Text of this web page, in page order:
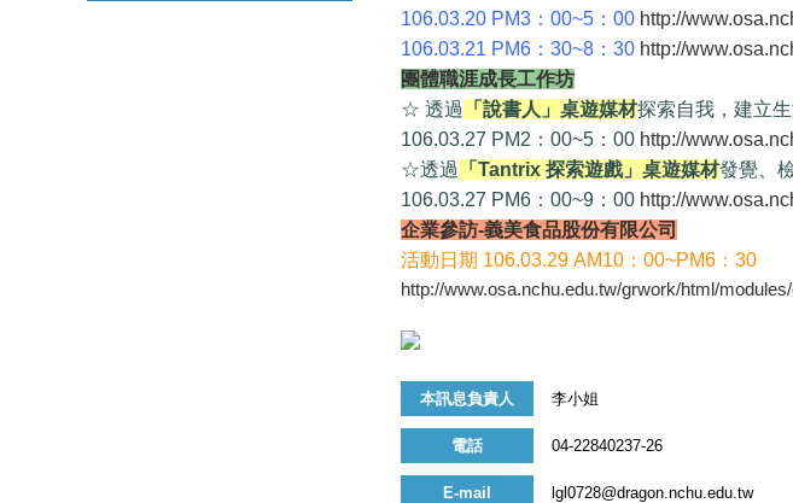
106.03.20 PM3：00~5：00 http://
106.03.21 PM6：30~8：30 http://
團體職涯成長工作坊
☆ 透過
「說書人」桌遊媒材探索自我，建立
106.03.27 PM2：00~5：00 http://
☆透過
「Tantrix 探索遊戲」桌遊媒材發覺、
106.03.27 PM6：00~9：00 http://
企業參訪-義美食品股份有限公司
活動日期 106.03.29 AM10：00~PM6：30
http://www.osa.nchu.edu.tw/grwork/html/
本訊息負責人 李小姐
電話 04-22840237-26
E-mail lgl0728@dragon.nchu.edu.tw